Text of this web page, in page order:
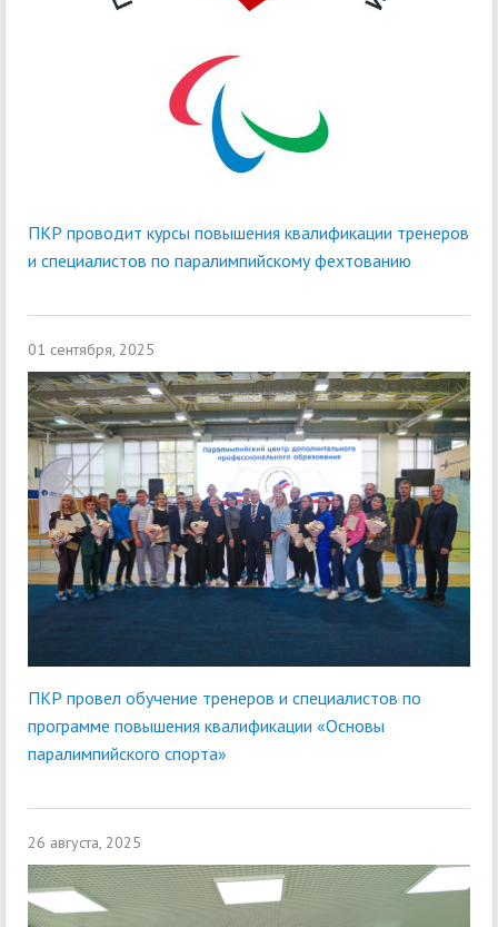
ПКР проводит курсы повышения квалификации тренеров
и специалистов по паралимпийскому фехтованию
01 сентября, 2025
ПКР провел обучение тренеров и специалистов по
программе повышения квалификации «Основы
паралимпийского спорта»
26 августа, 2025